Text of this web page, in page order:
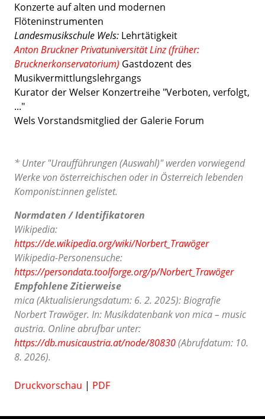
Konzerte auf alten und modernen
Flöteninstrumenten
Landesmusikschule Wels: Lehrtätigkeit
Anton Bruckner Privatuniversität Linz (früher:
Brucknerkonservatorium) Gastdozent des
Musikvermittlungslehrgangs
Kurator der Welser Konzertreihe "Verboten, verfolgt,
..."
Wels Vorstandsmitglied der Galerie Forum
* Unter "Uraufführungen (Auswahl)" werden vorwiegend
Werke von österreichischen oder in Österreich lebenden
Komponist:innen gelistet.
Normdaten / Identifikatoren
Wikipedia:
https://de.wikipedia.org/wiki/Norbert_Trawöger
Wikipedia-Personensuche:
https://persondata.toolforge.org/p/Norbert_Trawöger
Empfohlene Zitierweise
mica (Aktualisierungsdatum: 6. 2. 2025): Biografie
Norbert Trawöger. In: Musikdatenbank von mica – music
austria. Online abrufbar unter:
https://db.musicaustria.at/node/80830(Abrufdatum: 10.
8. 2026).
Druckvorschau | PDF